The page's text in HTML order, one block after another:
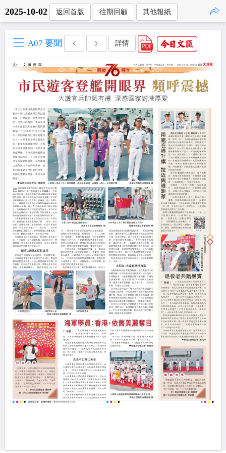
2025-10-02 返回首版 往期回顧 其他報紙
A07 要聞 詳情